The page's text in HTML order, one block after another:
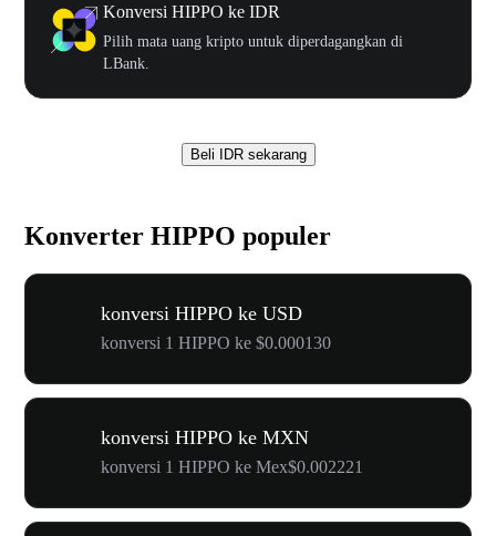
Konversi HIPPO ke IDR
Pilih mata uang kripto untuk diperdagangkan di
LBank.
Beli IDR sekarang
Konverter HIPPO populer
konversi HIPPO ke USD
konversi 1 HIPPO ke $0.000130
konversi HIPPO ke MXN
konversi 1 HIPPO ke Mex$0.002221